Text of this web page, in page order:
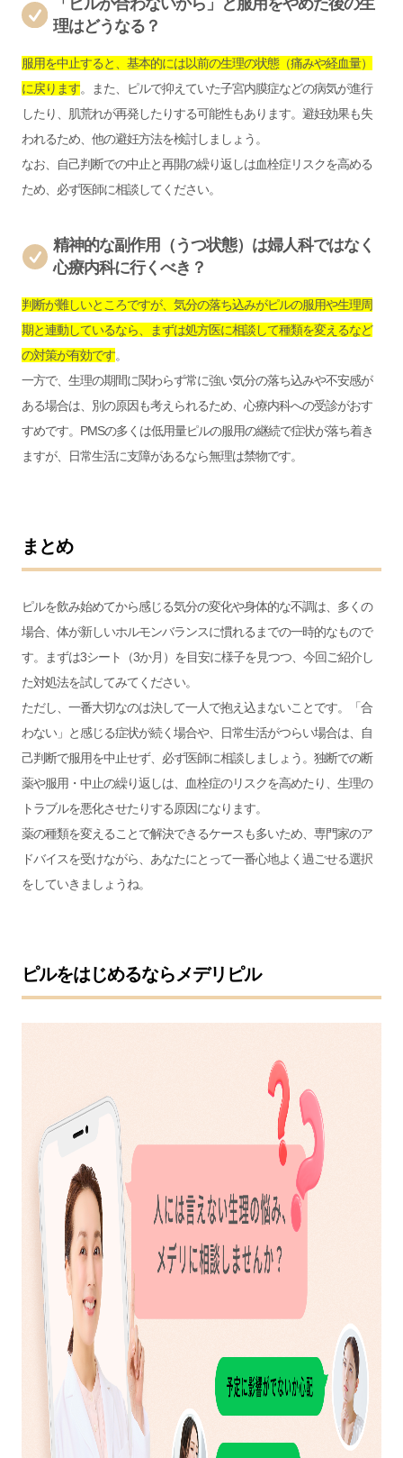
理はどうなる？
服用を中止すると、基本的には以前の生理の状態（痛みや経血量）
に戻ります。また、ピルで抑えていた子宮内膜症などの病気が進行
したり、肌荒れが再発したりする可能性もあります。避妊効果も失
われるため、他の避妊方法を検討しましょう。
なお、自己判断での中止と再開の繰り返しは血栓症リスクを高める
ため、必ず医師に相談してください。
精神的な副作用（うつ状態）は婦人科ではなく
心療内科に行くべき？
判断が難しいところですが、気分の落ち込みがピルの服用や生理周
期と連動しているなら、まずは処方医に相談して種類を変えるなど
の対策が有効です。
一方で、生理の期間に関わらず常に強い気分の落ち込みや不安感が
ある場合は、別の原因も考えられるため、心療内科への受診がおす
すめです。PMSの多くは低用量ピルの服用の継続で症状が落ち着き
ますが、日常生活に支障があるなら無理は禁物です。
まとめ
ピルを飲み始めてから感じる気分の変化や身体的な不調は、多くの
場合、体が新しいホルモンバランスに慣れるまでの一時的なもので
す。まずは3シート（3か月）を目安に様子を見つつ、今回ご紹介し
た対処法を試してみてください。
ただし、一番大切なのは決して一人で抱え込まないことです。「合
わない」と感じる症状が続く場合や、日常生活がつらい場合は、自
己判断で服用を中止せず、必ず医師に相談しましょう。独断での断
薬や服用・中止の繰り返しは、血栓症のリスクを高めたり、生理の
トラブルを悪化させたりする原因になります。
薬の種類を変えることで解決できるケースも多いため、専門家のア
ドバイスを受けながら、あなたにとって一番心地よく過ごせる選択
をしていきましょうね。
ピルをはじめるならメデリピル